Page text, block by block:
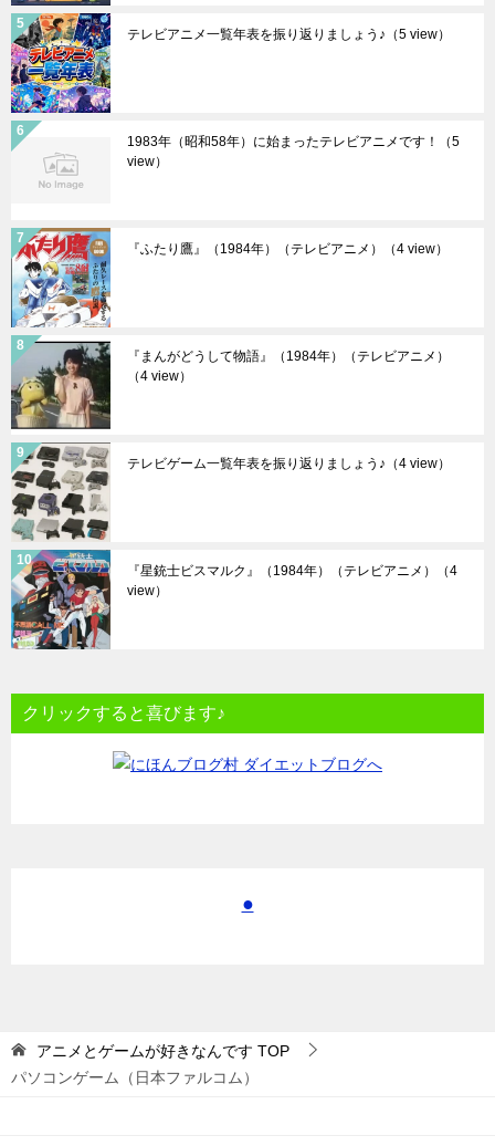
テレビアニメ一覧年表を振り返りましょう♪ （5 view）
1983年（昭和58年）に始まったテレビアニメです！
（5
view）
『ふたり鷹』（1984年）（テレビアニメ） （4 view）
『まんがどうして物語』（1984年）（テレビアニメ）
（4 view）
テレビゲーム一覧年表を振り返りましょう♪ （4 view）
『星銃士ビスマルク』（1984年）（テレビアニメ）
（4
view）
クリックすると喜びます♪
●
アニメとゲームが好きなんです TOP
パソコンゲーム（日本ファルコム）